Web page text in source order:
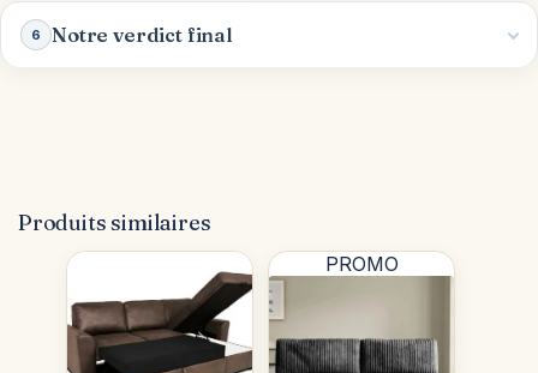
6 Notre verdict final
Produits similaires
PROMO